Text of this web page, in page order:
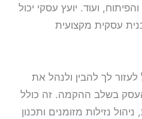
ועוד. יועץ עסקי יכול
עסקית מקצועית
לעזור לך להבין ולנהל את
בשלב ההקמה. זה כולל
נזילות מזומנים ותכנון